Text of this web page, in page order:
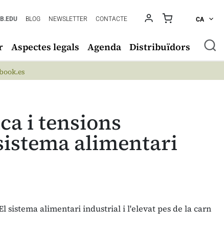
BLOG NEWSLETTER CONTACTE CA
Aspectes legals Agenda Distribuïdors
i tensions
alimentari
sistema alimentari industrial i l'elevat pes de la carn